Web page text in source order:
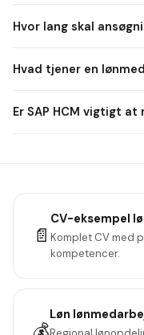
Metal er de mest
Hvor lang skal
systemer og
Hvad tjener en
virksomhedsstørrelse.
Er SAP HCM vigtigt
📄
CV-eksempel
Komplet CV med
kompetencer.
Løn